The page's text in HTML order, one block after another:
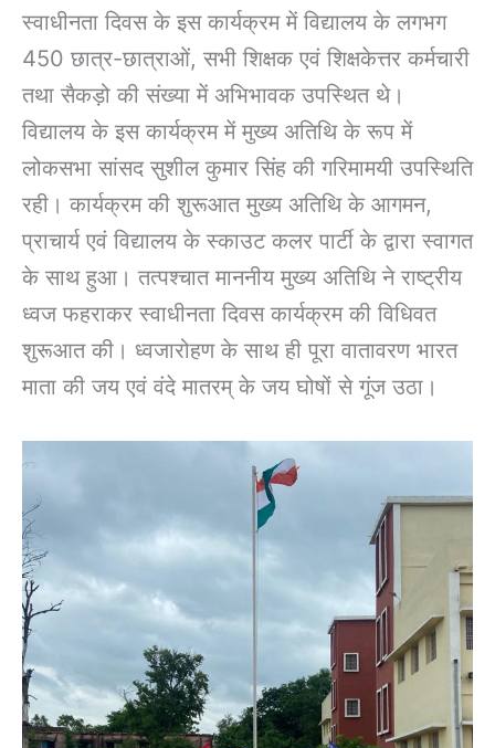
स्वाधीनता दिवस के इस कार्यक्रम में विद्यालय के लगभग
450 छात्र-छात्राओं, सभी शिक्षक एवं शिक्षकेत्तर कर्मचारी
तथा सैकड़ो की संख्या में अभिभावक उपस्थित थे।
विद्यालय के इस कार्यक्रम में मुख्य अतिथि के रूप में
लोकसभा सांसद सुशील कुमार सिंह की गरिमामयी उपस्थिति
रही। कार्यक्रम की शुरूआत मुख्य अतिथि के आगमन,
प्राचार्य एवं विद्यालय के स्काउट कलर पार्टी के द्वारा स्वागत
के साथ हुआ। तत्पश्चात माननीय मुख्य अतिथि ने राष्ट्रीय
ध्वज फहराकर स्वाधीनता दिवस कार्यक्रम की विधिवत
शुरूआत की। ध्वजारोहण के साथ ही पूरा वातावरण भारत
माता की जय एवं वंदे मातरम् के जय घोषों से गूंज उठा।